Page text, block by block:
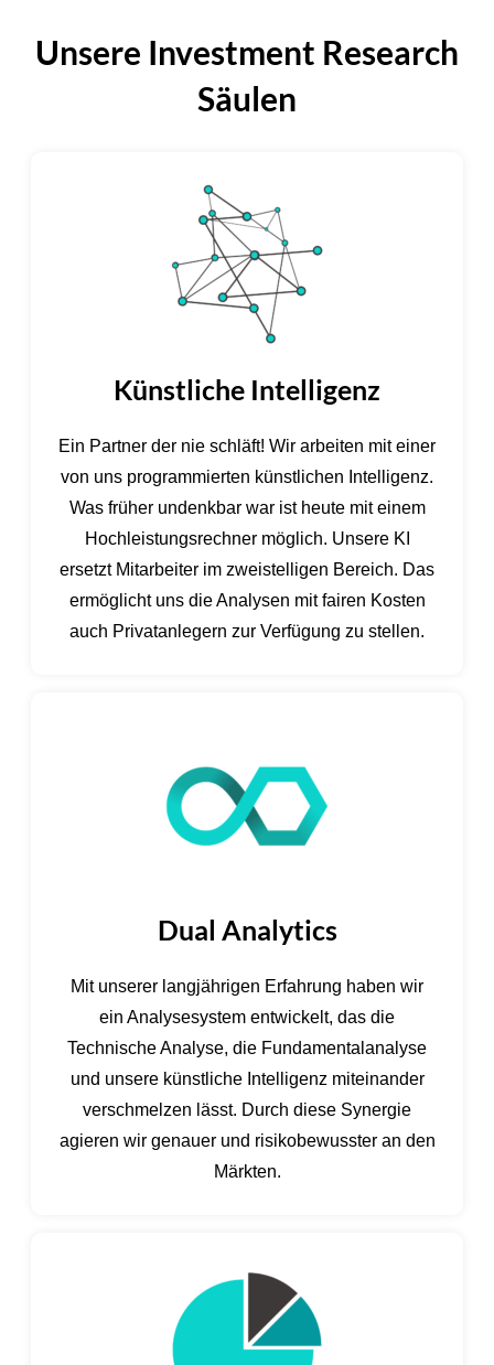
Unsere Investment Research
Säulen
Künstliche Intelligenz
Ein Partner der nie schläft! Wir arbeiten mit einer
von uns programmierten künstlichen Intelligenz.
Was früher undenkbar war ist heute mit einem
Hochleistungsrechner möglich. Unsere KI
ersetzt Mitarbeiter im zweistelligen Bereich. Das
ermöglicht uns die Analysen mit fairen Kosten
auch Privatanlegern zur Verfügung zu stellen.
Dual Analytics
Mit unserer langjährigen Erfahrung haben wir
ein Analysesystem entwickelt, das die
Technische Analyse, die Fundamentalanalyse
und unsere künstliche Intelligenz miteinander
verschmelzen lässt. Durch diese Synergie
agieren wir genauer und risikobewusster an den
Märkten.